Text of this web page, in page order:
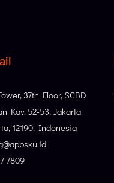
37th Floor, SCBD
Kav. 52-53, Jakarta
12190, Indonesia
7809